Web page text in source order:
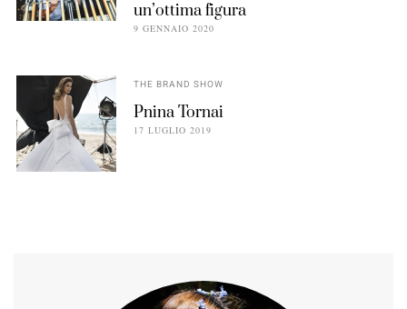
un’ottima figura
9 GENNAIO 2020
THE BRAND SHOW
Pnina Tornai
17 LUGLIO 2019